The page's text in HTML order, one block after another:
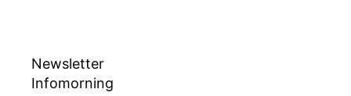
Newsletter
Infomorning